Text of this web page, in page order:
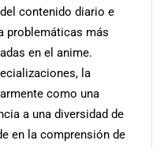
contenido diario e
problemáticas más
en el anime.
la
como una
a una diversidad de
en la comprensión de